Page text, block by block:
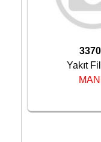
Yakıt